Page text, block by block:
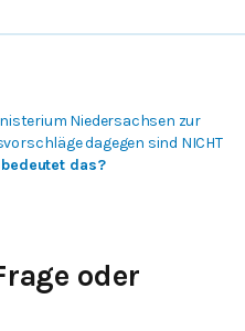
Niedersachsen zur
dagegen sind NICHT
das?
oder